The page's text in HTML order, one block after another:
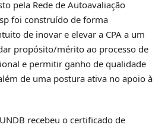
pela Rede de Autoavaliação
foi construído de forma
de inovar e elevar a CPA a um
propósito/mérito ao processo de
e permitir ganho de qualidade
de uma postura ativa no apoio à
recebeu o certificado de